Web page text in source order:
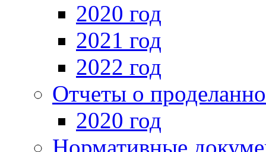
2020 год
2021 год
2022 год
Отчеты о
2020 год